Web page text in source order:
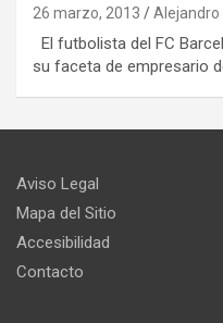
26 marzo, 2013 Alejandro
El futbolista del FC
su faceta de empresario
Aviso Legal
Mapa del Sitio
Accesibilidad
Contacto